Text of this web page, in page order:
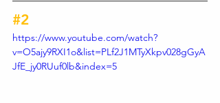
#2
https://www.youtube.com/watch?
v=O5ajy9RXI1o&list=PLf2J1MTyXkpv028gGyA
JfE_jy0RUuf0lb&index=5